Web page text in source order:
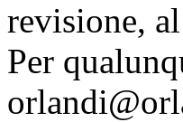
revisione,
Per